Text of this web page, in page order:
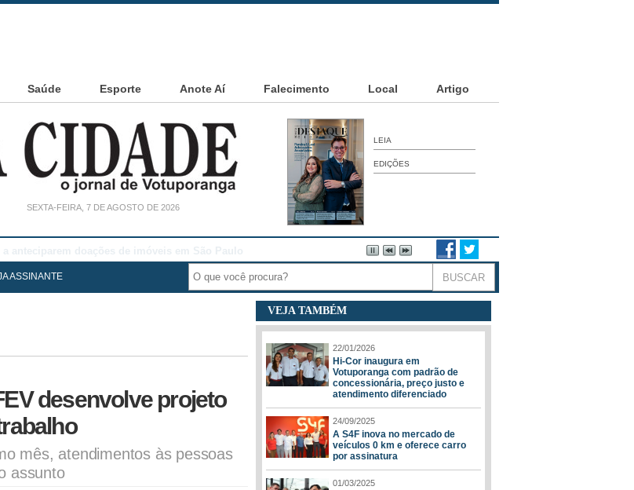
Saúde Esporte Anote Aí Falecimento Local Artigo
SEXTA-FEIRA, 7 DE AGOSTO DE 2026
LEIA
EDIÇÕES
ASSINANTE
desenvolve projeto
mês, atendimentos às pessoas
assunto
VEJA TAMBÉM
22/01/2026
Hi-Cor inaugura em
Votuporanga com padrão de
concessionária, preço justo e
atendimento diferenciado
24/09/2025
A S4F inova no mercado de
veículos 0 km e oferece carro
por assinatura
01/03/2025